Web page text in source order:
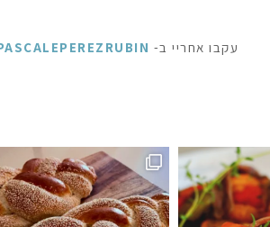
עקבו אחריי ב- INSTAGRAM
#חלהלשבת #
מתוקה - ופל בלגי, בלינצ׳ס ובראוניז
לפעמים